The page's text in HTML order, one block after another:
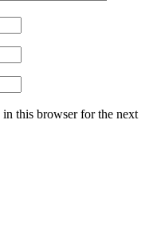
in this browser for the next